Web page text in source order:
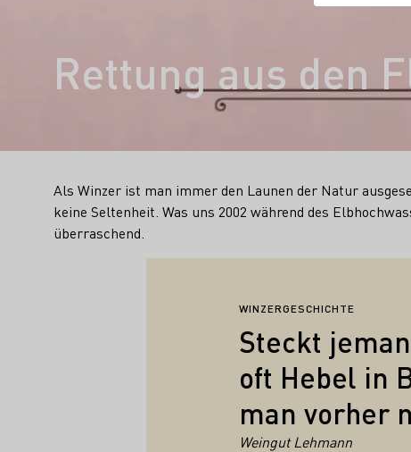
Rettung aus den
Als Winzer ist man immer den Launen der Natur
keine Seltenheit. Was uns 2002 während des
überraschend.
WINZERGESCHICHTE
Steckt
oft Hebel in
man vorher
Weingut Lehmann